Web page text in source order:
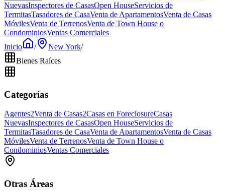
NuevasInspectores de CasasOpen HouseServicios de
TermitasTasadores de CasaVenta de ApartamentosVenta de Casas
MóvilesVenta de TerrenosVenta de Town House o
CondominiosVentas Comerciales
Inicio
/ New York/
Bienes Raíces
Categorías
Agentes2Venta de Casas2Casas en ForeclosureCasas
NuevasInspectores de CasasOpen HouseServicios de
TermitasTasadores de CasaVenta de ApartamentosVenta de Casas
MóvilesVenta de TerrenosVenta de Town House o
CondominiosVentas Comerciales
Otras Áreas